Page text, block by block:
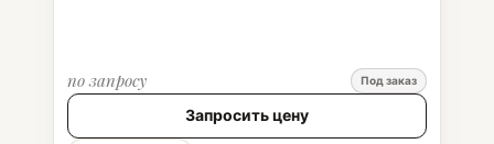
по запросу Под заказ
Запросить цену